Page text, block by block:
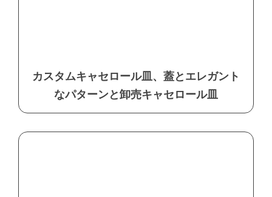
カスタムキャセロール皿、蓋とエレガント
なパターンと卸売キャセロール皿